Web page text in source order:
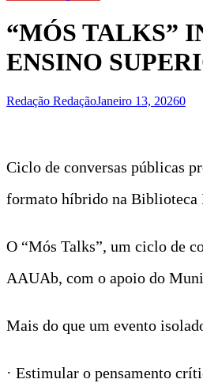
“MÓS TALKS”
ENSINO
Redação RedaçãoJaneiro 13, 20260
Ciclo de conversas públicas
formato híbrido na
O “Mós Talks”, um ciclo de
AAUAb, com o apoio do
Mais do que um evento
· Estimular o pensamento